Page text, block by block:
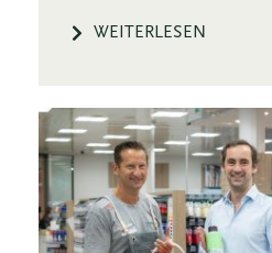
WEITERLESEN